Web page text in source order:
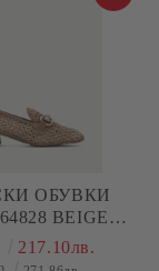
ОБУВКИ
BEIGE
217.10лв.